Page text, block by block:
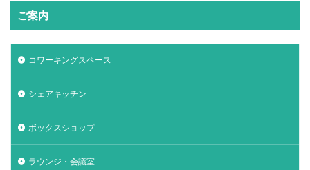
ご案内
コワーキングスペース
シェアキッチン
ボックスショップ
ラウンジ・会議室